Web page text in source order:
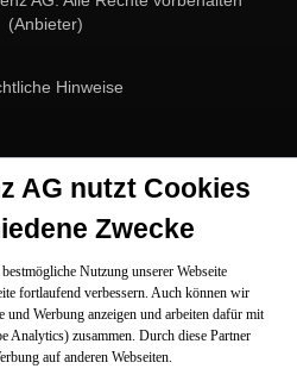
(Anbieter)
Hinweise
AG nutzt Cookies
Zwecke
Nutzung unserer Webseite
fortlaufend verbessern. Auch können wir
und Werbung anzeigen und arbeiten dafür mit
Analytics) zusammen. Durch diese Partner
auf anderen Webseiten.